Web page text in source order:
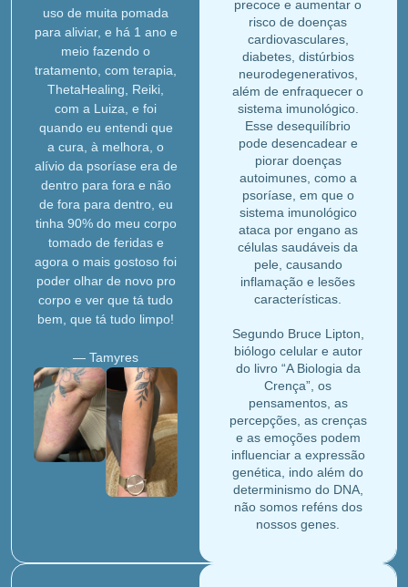
uso de muita pomada
para aliviar, e há 1 ano e
meio fazendo o
tratamento, com terapia,
ThetaHealing, Reiki,
com a Luiza, e foi
quando eu entendi que
a cura, à melhora, o
alívio da psoríase era de
dentro para fora e não
de fora para dentro, eu
tinha 90% do meu corpo
tomado de feridas e
agora o mais gostoso foi
poder olhar de novo pro
corpo e ver que tá tudo
bem, que tá tudo limpo!
— Tamyres
precoce e aumentar o
risco de doenças
cardiovasculares,
diabetes, distúrbios
neurodegenerativos,
além de enfraquecer o
sistema imunológico.
Esse desequilíbrio
pode desencadear e
piorar doenças
autoimunes, como a
psoríase, em que o
sistema imunológico
ataca por engano as
células saudáveis da
pele, causando
inflamação e lesões
características.
Segundo Bruce Lipton,
biólogo celular e autor
do livro “A Biologia da
Crença”, os
pensamentos, as
percepções, as crenças
e as emoções podem
influenciar a expressão
genética, indo além do
determinismo do DNA,
não somos reféns dos
nossos genes.